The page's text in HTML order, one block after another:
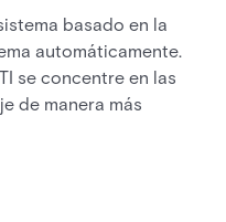
basado en la
automáticamente.
se concentre en las
de manera más